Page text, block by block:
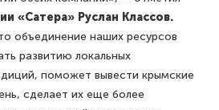
«Сатера» Руслан Классов.
объединение наших ресурсов
развитию локальных
поможет вывести крымские
сделает их еще более